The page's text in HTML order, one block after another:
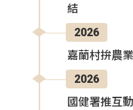
結
2026
嘉蘭村拚農
2026
國健署推互